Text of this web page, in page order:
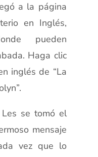
a la página
en Inglés,
pueden
Haga clic
inglés de “La
se tomó el
mensaje
vez que lo